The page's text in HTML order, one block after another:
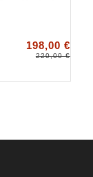
198,00 €
220,00 €